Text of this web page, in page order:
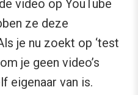
video op YouTube
ze deze
je nu zoekt op ‘test
je geen video’s
eigenaar van is.